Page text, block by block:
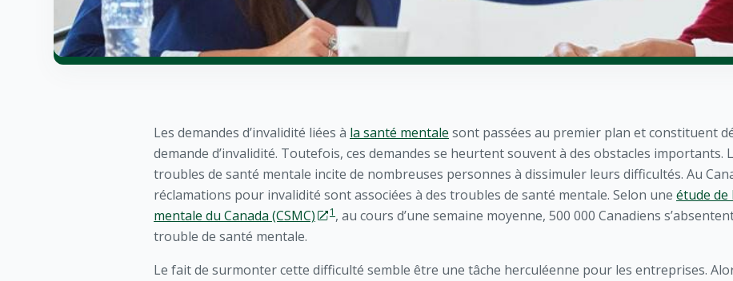
Les demandes d’invalidité liées à la santé mentale sont passées au premier plan et constituent
demande d’invalidité. Toutefois, ces demandes se heurtent souvent à des obstacles importants.
troubles de santé mentale incite de nombreuses personnes à dissimuler leurs difficultés. Au
réclamations pour invalidité sont associées à des troubles de santé mentale. Selon une étude de
mentale du Canada (CSMC)
1, au cours d’une semaine moyenne, 500 000 Canadiens
trouble de santé mentale.
Le fait de surmonter cette difficulté semble être une tâche herculéenne pour les entreprises.